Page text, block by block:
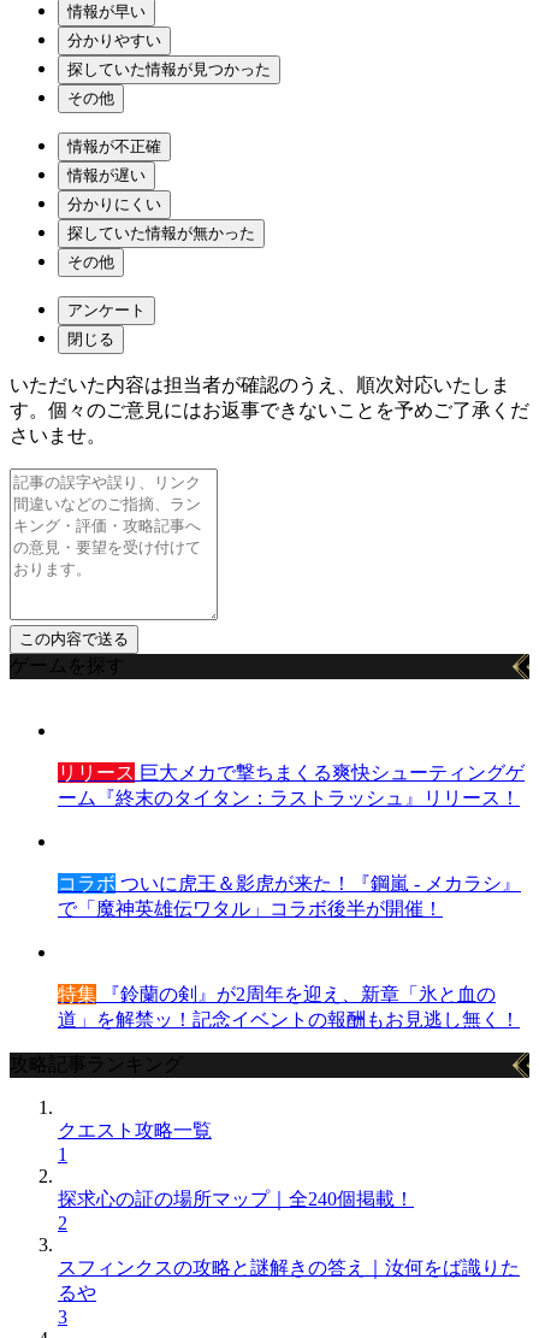
情報が早い
分かりやすい
探していた情報が見つかった
その他
情報が不正確
情報が遅い
分かりにくい
探していた情報が無かった
その他
アンケート
閉じる
いただいた内容は担当者が確認のうえ、順次対応いたしま
す。個々のご意見にはお返事できないことを予めご了承くだ
さいませ。
ゲームを探す
リリース 巨大メカで撃ちまくる爽快シューティングゲ
ーム『終末のタイタン：ラストラッシュ』リリース！
コラボ ついに虎王＆影虎が来た！『鋼嵐 - メカラシ』
で「魔神英雄伝ワタル」コラボ後半が開催！
特集 『鈴蘭の剣』が2周年を迎え、新章「氷と血の
道」を解禁ッ！記念イベントの報酬もお見逃し無く！
攻略記事ランキング
クエスト攻略一覧
1
探求心の証の場所マップ｜全240個掲載！
2
スフィンクスの攻略と謎解きの答え｜汝何をば識りた
るや
3